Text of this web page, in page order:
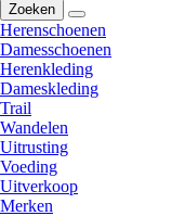
Zoeken
Herenschoenen
Damesschoenen
Herenkleding
Dameskleding
Trail
Wandelen
Uitrusting
Voeding
Uitverkoop
Merken